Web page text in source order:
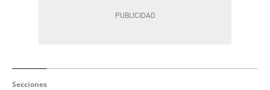
Secciones